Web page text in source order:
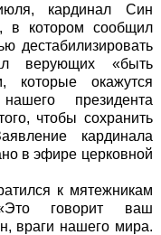
кардинал Син
в котором сообщил
дестабилизировать
верующих «быть
которые окажутся
президента
чтобы сохранить
кардинала
в эфире церковной
к мятежникам
говорит ваш
враги нашего мира.